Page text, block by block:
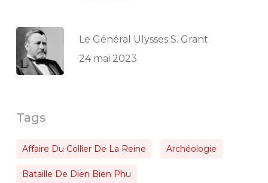
Le Général Ulysses S. Grant
24 mai 2023
Tags
Affaire Du Collier De La Reine Archéologie
Bataille De Dien Bien Phu